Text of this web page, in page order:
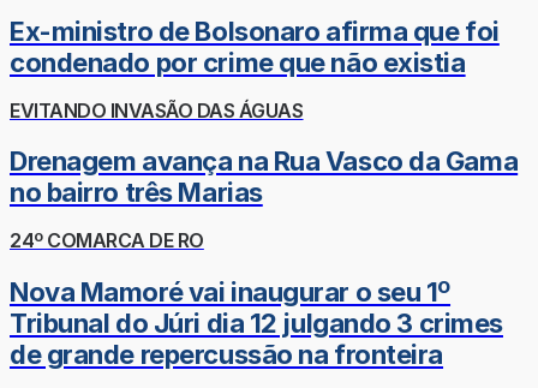
Ex-ministro de Bolsonaro afirma que foi
condenado por crime que não existia
EVITANDO INVASÃO DAS ÁGUAS
Drenagem avança na Rua Vasco da Gama
no bairro três Marias
24º COMARCA DE RO
Nova Mamoré vai inaugurar o seu 1º
Tribunal do Júri dia 12 julgando 3 crimes
de grande repercussão na fronteira